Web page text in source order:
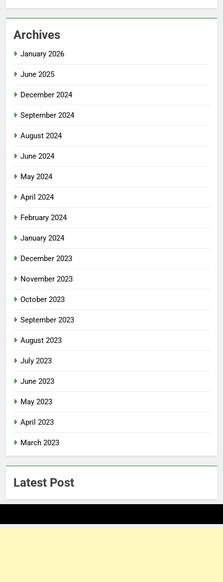
Archives
January 2026
June 2025
December 2024
September 2024
August 2024
June 2024
May 2024
April 2024
February 2024
January 2024
December 2023
November 2023
October 2023
September 2023
August 2023
July 2023
June 2023
May 2023
April 2023
March 2023
Latest Post